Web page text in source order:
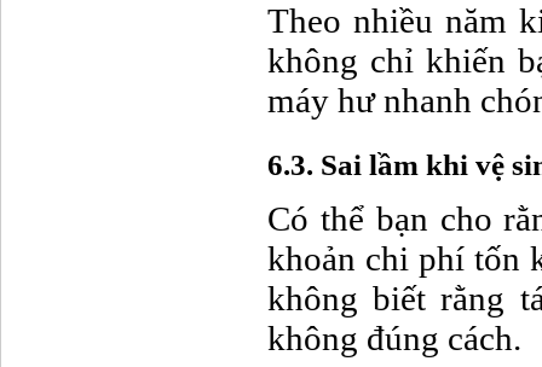
Theo nhiều năm
không chỉ khiến
máy hư nhanh
6.3. Sai lầm khi vệ
Có thể bạn cho
khoản chi phí tốn
không biết rằng
không đúng cách.